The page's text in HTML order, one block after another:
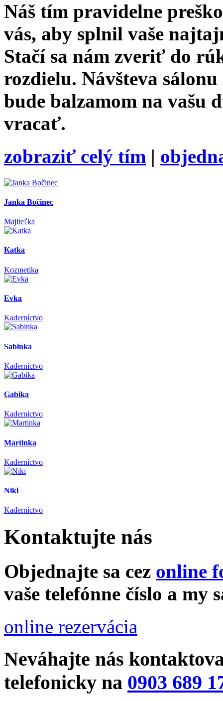
Náš tím pravidelne
vás, aby splnil vaše
Stačí sa nám zveriť do
rozdielu. Návšteva sálonu
bude balzamom na vašu
vracať.
zobraziť celý tím |
Janka Bočinec
Majiteľka
Katka
Kozmetika
Evka
Kaderníctvo
Sabinka
Kaderníctvo
Gabika
Kaderníctvo
Martinka
Kaderníctvo
Niki
Kaderníctvo
Kontaktujte nás
Objednajte sa cez online
vaše telefónne číslo a my
online rezervácia
Neváhajte nás
telefonicky na 0903 689